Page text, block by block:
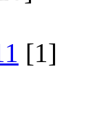
[1]